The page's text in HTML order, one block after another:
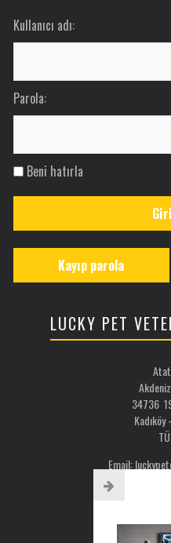
Kullanıcı adı:
Parola:
Beni hatırla
Kayıp parola
LUCKY PET
34736
Kadıköy
Email:
Sosyal Medya:
Tel :